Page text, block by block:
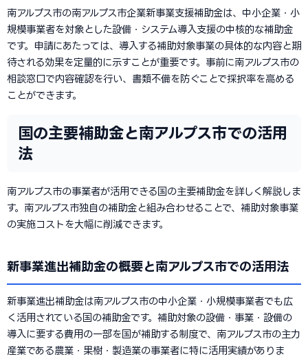
南アルプス市の南アルプス市企業新事業支援補助金は、中小企業・小
規模事業者を対象とした設備・システム導入支援の中核的な補助金
です。申請にあたっては、導入する補助対象事業の具体的な内容と期
待される効果を定量的に示すことが重要です。事前に南アルプス市の
相談窓口で内容確認を行い、書類不備を防ぐことで採択率を高める
ことができます。
国の主要補助金と南アルプス市での活用
法
南アルプス市の事業者が活用できる国の主要補助金を詳しく解説しま
す。南アルプス市独自の補助金と組み合わせることで、補助対象事業
の実施コストを大幅に削減できます。
新事業進出補助金の概要と南アルプス市での活用法
新事業進出補助金は南アルプス市の中小企業・小規模事業者でも広
く活用されている国の補助金です。補助対象の設備・事業・設備の
導入に要する費用の一部を国が補助する制度で、南アルプス市の主力
産業である農業・果樹・製造業の事業者に特に活用実績がありま